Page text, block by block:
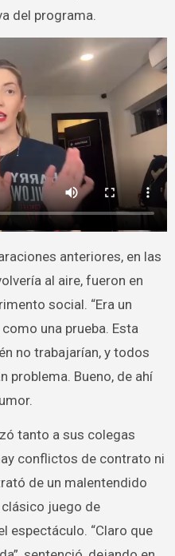
del programa.
anteriores, en las
al aire, fueron en
social. “Era un
una prueba. Esta
no trabajarían, y todos
problema. Bueno, de ahí
tanto a sus colegas
conflictos de contrato ni
de un malentendido
juego de
espectáculo. “Claro que